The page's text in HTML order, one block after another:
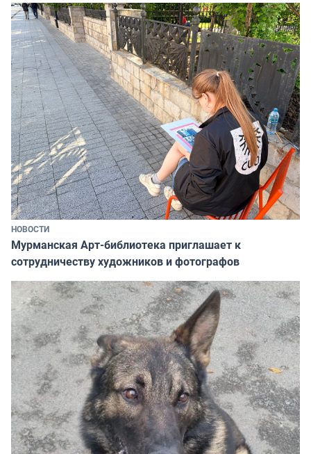
НОВОСТИ
Мурманская Арт-библиотека приглашает к
сотрудничеству художников и фотографов